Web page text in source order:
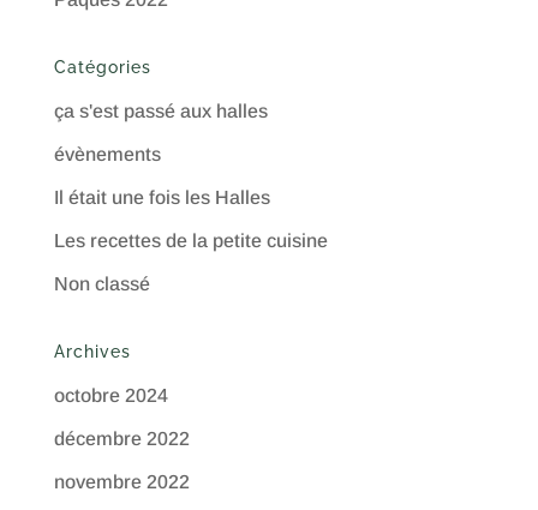
Catégories
ça s'est passé aux halles
évènements
Il était une fois les Halles
Les recettes de la petite cuisine
Non classé
Archives
octobre 2024
décembre 2022
novembre 2022